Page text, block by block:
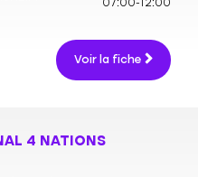
07:00-12:00
Voir la fiche
4 NATIONS